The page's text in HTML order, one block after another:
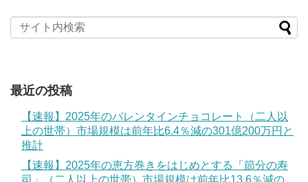
最近の投稿
【速報】2025年のバレンタインチョコレート（二人以
上の世帯）市場規模は前年比6.4％減の301億200万円と
推計
【速報】2025年の恵方巻きをはじめとする「節分の寿
司」（二人以上の世帯）市場規模は前年比13.6％減の